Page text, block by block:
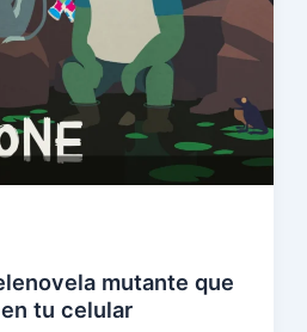
mutante que
tu celular